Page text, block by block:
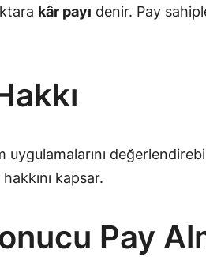
kâr payı denir. Pay
kapsar.
Pay